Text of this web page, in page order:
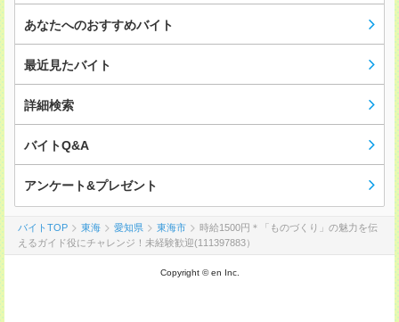
あなたへのおすすめバイト
最近見たバイト
詳細検索
バイトQ&A
アンケート&プレゼント
バイトTOP 東海 愛知県 東海市
時給1500円＊「ものづくり」の魅力を伝
えるガイド役にチャレンジ！未経験歓迎(111397883）
Copyright © en Inc.